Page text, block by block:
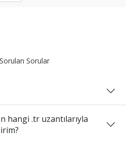
Sorulan Sorular
hangi .tr uzantılarıyla